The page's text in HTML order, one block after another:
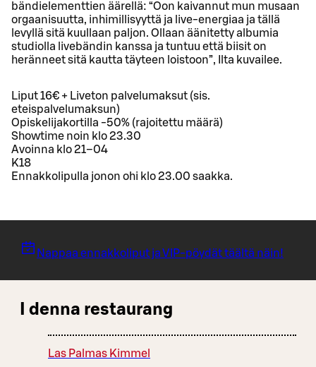
bändielementtien äärellä: “Oon kaivannut mun musaan
orgaanisuutta, inhimillisyyttä ja live-energiaa ja tällä
levyllä sitä kuullaan paljon. Ollaan äänitetty albumia
studiolla livebändin kanssa ja tuntuu että biisit on
heränneet sitä kautta täyteen loistoon”, Ilta kuvailee.
Liput 16€ + Liveton palvelumaksut (sis.
eteispalvelumaksun)
Opiskelijakortilla -50% (rajoitettu määrä)
Showtime noin klo 23.30
Avoinna klo 21–04
K18
Ennakkolipulla jonon ohi klo 23.00 saakka.
Nappaa ennakkoliput ja VIP-pöydät täältä näin!
I denna restaurang
Las Palmas Kimmel